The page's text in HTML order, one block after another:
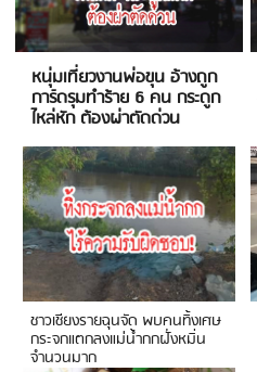
หนุ่มเที่ยวงานพ่อขุน อ้างถูก
การ์ดรุมทำร้าย 6 คน กระดูก
ไหล่หัก ต้องผ่าตัดด่วน
ชาวเชียงรายฉุนจัด พบคนทิ้งเศษ
กระจกแตกลงแม่น้ำกกฝั่งหมิ่น
จำนวนมาก